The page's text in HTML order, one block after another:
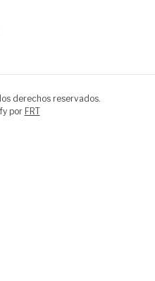
derechos reservados.
por FRT